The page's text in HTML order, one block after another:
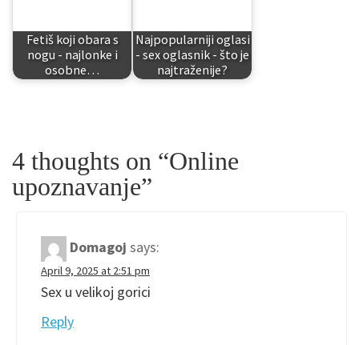
Fetiš koji obara s
nogu - najlonke i
osobne…
Najpopularniji oglasi
- sex oglasnik - što je
najtraženije?
4 thoughts on “Online
upoznavanje”
Domagoj says:
April 9, 2025 at 2:51 pm
Sex u velikoj gorici
Reply